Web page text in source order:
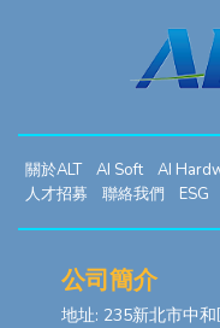
關於ALT AI Soft AI
人才招募
聯絡我們 ESG
公司簡介
地址: 235新北市中